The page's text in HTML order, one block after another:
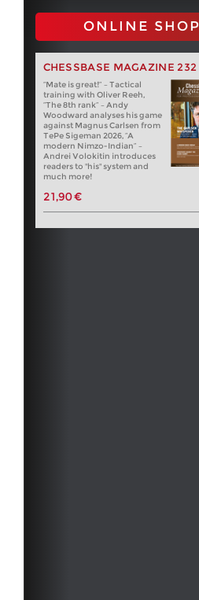
ONLINE SHOP
CHESSBASE MAGAZINE 232
“Mate is great!” – Tactical
training with Oliver Reeh,
“The 8th rank” – Andy
Woodward analyses his game
against Magnus Carlsen from
TePe Sigeman 2026, “A
modern Nimzo-Indian” –
Andrei Volokitin introduces
readers to "his" system and
much more!
21,90 €